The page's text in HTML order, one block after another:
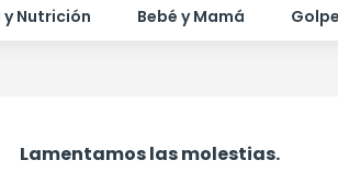
Nutrición Bebé y Mamá
Lamentamos las molestias.